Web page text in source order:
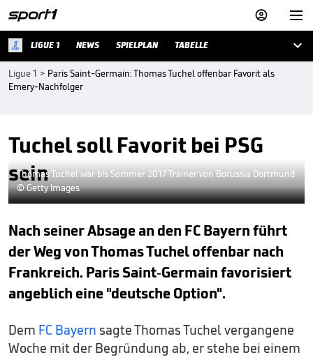


LIGUE 1 NEWS SPIELPLAN TABELLE 
Ligue 1 > Paris Saint-Germain: Thomas Tuchel offenbar Favorit als
Emery-Nachfolger
Tuchel soll Favorit bei PSG
sein
Thomas Tuchel war bis Sommer 2017 Trainer von Borussia Dortmund
© Getty Images
Nach seiner Absage an den FC Bayern führt
der Weg von Thomas Tuchel offenbar nach
Frankreich. Paris Saint-Germain favorisiert
angeblich eine "deutsche Option".
Dem FC Bayern sagte Thomas Tuchel vergangene
Woche mit der Begründung ab, er stehe bei einem